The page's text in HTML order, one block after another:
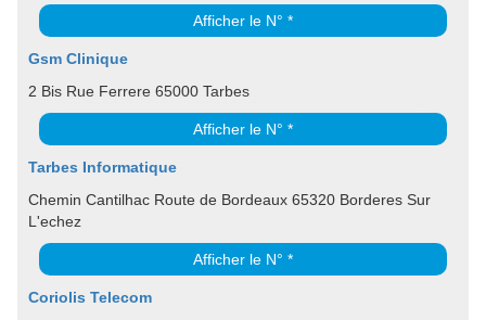
Afficher le N° *
Gsm Clinique
2 Bis Rue Ferrere 65000 Tarbes
Afficher le N° *
Tarbes Informatique
Chemin Cantilhac Route de Bordeaux 65320 Borderes Sur
L'echez
Afficher le N° *
Coriolis Telecom